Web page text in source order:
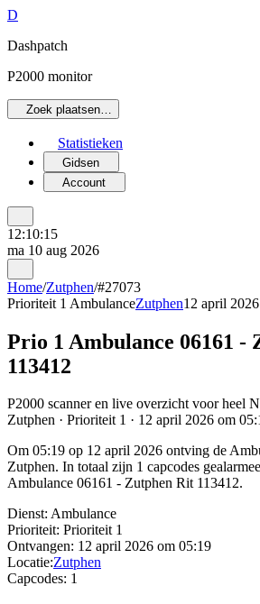
D
Dashpatch
P2000 monitor
Zoek plaatsen…
Statistieken
Gidsen
Account
12:10:15
ma 10 aug 2026
Home/Zutphen/#27073
Prioriteit 1 AmbulanceZutphen12 april
Prio 1 Ambulance 06161 -
113412
P2000 scanner en live overzicht voor heel
Zutphen · Prioriteit 1 · 12 april 2026 om
Om 05:19 op 12 april 2026 ontving de
Zutphen. In totaal zijn 1 capcodes
Ambulance 06161 - Zutphen Rit 113412.
Dienst: Ambulance
Prioriteit: Prioriteit 1
Ontvangen: 12 april 2026 om 05:19
Locatie:Zutphen
Capcodes: 1